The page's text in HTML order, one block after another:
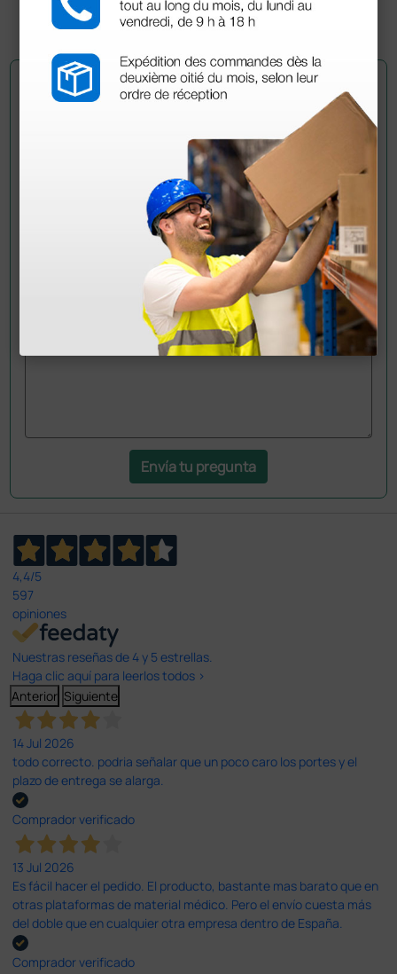
Pregúntale a un colega
¿Todavía tienes alguna duda? ¿Necesitas más
Envía ahora mismo tu pregunta a los colegas que ya
han adquirido este producto.
Envía tu pregunta
4,4/5
597
opiniones
Nuestras reseñas de 4 y 5 estrellas.
Haga clic aquí para leerlos todos >
Anterior Siguiente
14 Jul 2026
todo correcto. podria señalar que un poco caro los portes y el
plazo de entrega se alarga.
Comprador verificado
13 Jul 2026
Es fácil hacer el pedido. El producto, bastante mas barato que en
otras plataformas de material médico. Pero el envío cuesta más
del doble que en cualquier otra empresa dentro de España.
Comprador verificado